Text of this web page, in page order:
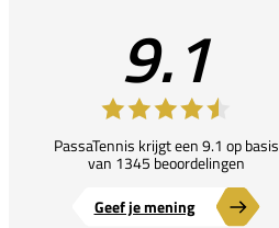
9.1
PassaTennis krijgt een 9.1 op basis
van 1345 beoordelingen
Geef je mening